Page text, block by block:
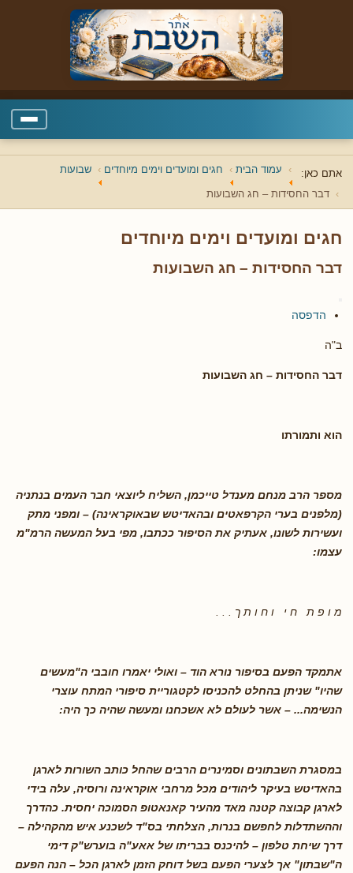
אתם כאן: עמוד הבית חגים ומועדים וימים מיוחדים שבועות
דבר החסידות – חג השבועות
חגים ומועדים וימים מיוחדים
דבר החסידות – חג השבועות
הדפסה
ב"ה
דבר החסידות – חג השבועות
הוא ותמורתו
מספר הרב מנחם מענדל טייכמן, השליח ליוצאי חבר העמים בנתניה
(מלפנים בערי הקרפאטים ובהאדיטש שבאוקראינה) – ומפני מתק
ועשירות לשונו, אעתיק את הסיפור ככתבו, מפי בעל המעשה הרמ"מ
עצמו:
מ ו פ ת ח י ו ח ו ת ך . . .
אתמקד הפעם בסיפור נורא הוד – ואולי יאמרו חובבי ה"מעשים
שהיו" שניתן בהחלט להכניסו לקטגוריית סיפורי המתח עוצרי
הנשימה... – אשר לעולם לא אשכחנו ומעשה שהיה כך היה:
במסגרת השבתונים וסמינרים הרבים שהחל כותב השורות לארגן
בהאדיטש בעיקר ליהודים מכל מרחבי אוקראינה ורוסיה, עלה בידי
לארגן קבוצה קטנה מאד מהעיר קאנאטופ הסמוכה יחסית. כהדרך
וההשתדלות לחפשם בנרות, הצלחתי בס"ד לשכנע איש מהקהילה –
דרך שיחת טלפון – להיכנס בבריתו של אאע"ה בוערש"ק דימי
ה"שבתון" אך לצערי הפעם בשל דוחק הזמן לארגן הכל – הנה הפעם